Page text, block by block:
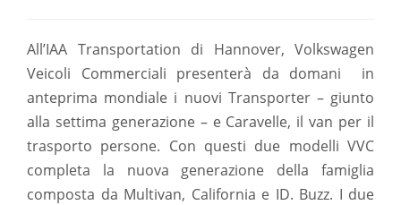
All’IAA Transportation di Hannover, Volkswagen
Veicoli Commerciali presenterà da domani in
anteprima mondiale i nuovi Transporter – giunto
alla settima generazione – e Caravelle, il van per il
trasporto persone. Con questi due modelli VVC
completa la nuova generazione della famiglia
composta da Multivan, California e ID. Buzz. I due